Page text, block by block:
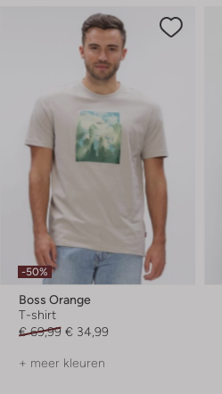
-50%
Boss Orange
T-shirt
€ 69,99 € 34,99
+ meer kleuren